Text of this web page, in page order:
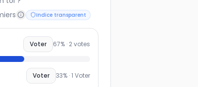
Indice transparent
Voter 67% · 2votes
Voter 33% ·1 Voter